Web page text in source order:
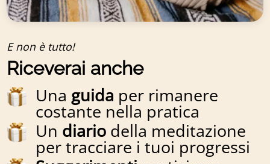
E non è tutto!
Riceverai anche
Una guida per rimanere
costante nella pratica
Un diariodella meditazione
per tracciare i tuoi progressi